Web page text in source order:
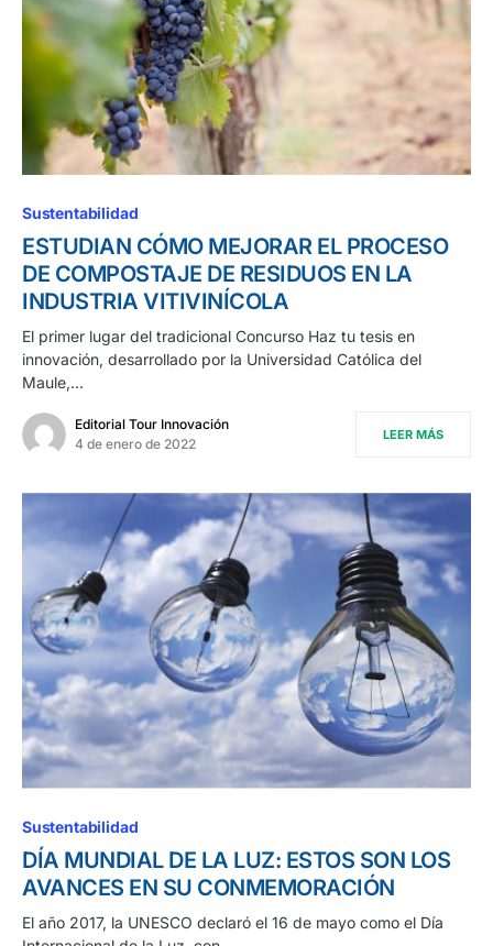
Sustentabilidad
ESTUDIAN CÓMO MEJORAR EL PROCESO
DE COMPOSTAJE DE RESIDUOS EN LA
INDUSTRIA VITIVINÍCOLA
El primer lugar del tradicional Concurso Haz tu tesis en
innovación, desarrollado por la Universidad Católica del
Maule,…
Editorial Tour Innovación
4 de enero de 2022
LEER MÁS
Sustentabilidad
DÍA MUNDIAL DE LA LUZ: ESTOS SON LOS
AVANCES EN SU CONMEMORACIÓN
El año 2017, la UNESCO declaró el 16 de mayo como el Día